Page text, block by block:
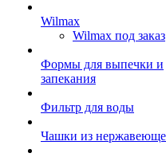
Wilmax
Wilmax под заказ
Формы для выпечки и
запекания
Фильтр для воды
Чашки из